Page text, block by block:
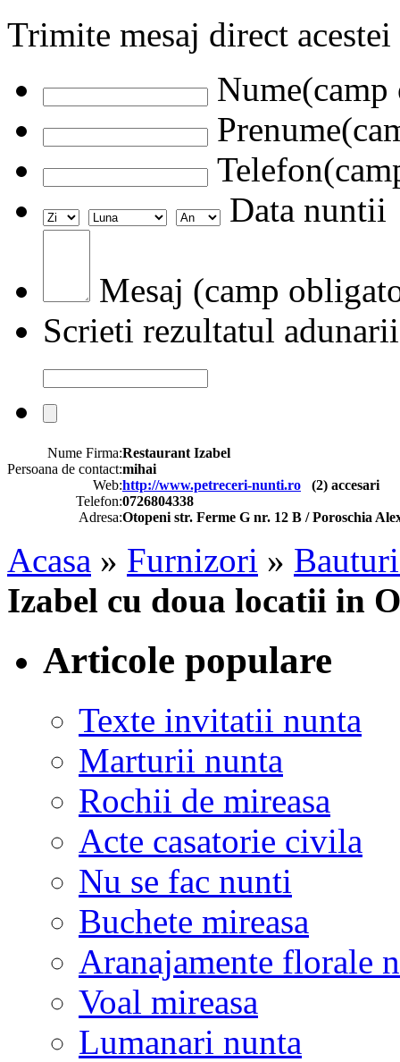
Trimite mesaj direct
Data nuntii
Mesaj (camp
Scrieti rezultatul adunarii
Nume Firma:Restaurant Izabel
Persoana de contact:mihai
Web:http://www.petreceri-nunti.ro (2) accesari
Telefon:0726804338
Adresa:Otopeni str. Ferme G nr. 12 B / Poroschia
Acasa » Furnizori »
Izabel cu doua locatii in
Articole populare
Texte invitatii nunta
Marturii nunta
Rochii de mireasa
Acte casatorie civila
Nu se fac nunti
Buchete mireasa
Aranajamente florale
Voal mireasa
Lumanari nunta